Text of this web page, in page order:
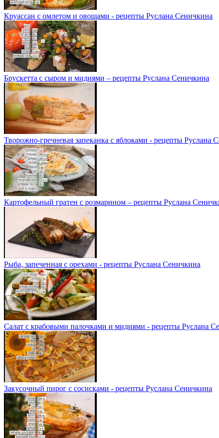
Круассан с омлетом и овощами - рецепты Руслана Сеничкина
Брускетта с сыром и мидиями – рецепты Руслана Сеничкина
Творожно-гречневая запеканка с яблоками - рецепты Руслана
Картофельный гратен с розмарином – рецепты Руслана
Рыба, запеченная с орехами - рецепты Руслана Сеничкина
Салат с крабовыми палочками и мидиями - рецепты Руслана
Закусочный пирог с сосисками - рецепты Руслана Сеничкина